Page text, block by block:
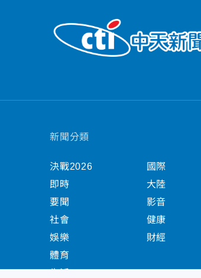
新聞分類
決戰2026
即時
要聞
社會
娛樂
體育
國際
大陸
影音
健康
財經